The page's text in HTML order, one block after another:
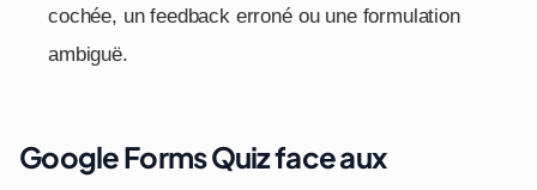
cochée, un feedback erroné ou une formulation
ambiguë.
Google Forms Quiz face aux